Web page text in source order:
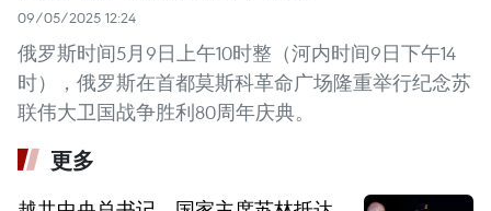
09/05/2025 12:24
俄罗斯时间5月9日上午10时整（河内时间9日下午14
时），俄罗斯在首都莫斯科革命广场隆重举行纪念苏
联伟大卫国战争胜利80周年庆典。
更多